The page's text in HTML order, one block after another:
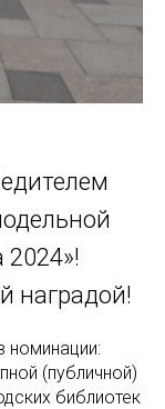
2024»!
наградой!
номинации:
(публичной)
библиотек